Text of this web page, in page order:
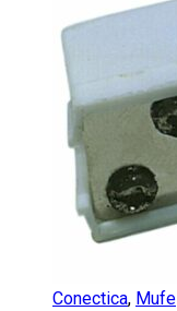
Conectica, Mufe